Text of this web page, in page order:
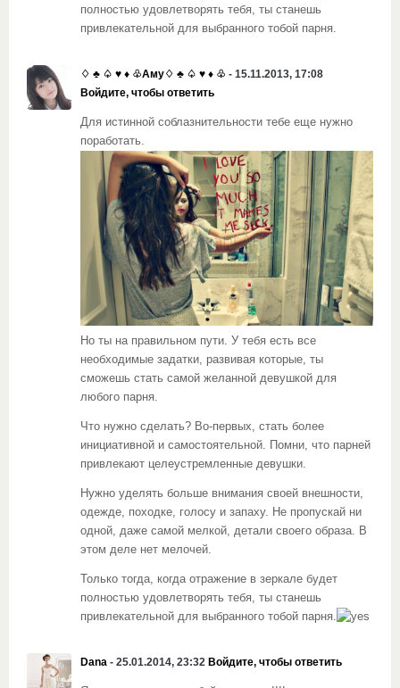
полностью удовлетворять тебя, ты станешь
привлекательной для выбранного тобой парня.
♢ ♣ ♤ ♥ ♦ ♧Аму♢ ♣ ♤ ♥ ♦ ♧ - 15.11.2013, 17:08
Войдите, чтобы ответить
Для истинной соблазнительности тебе еще нужно
поработать.
Но ты на правильном пути. У тебя есть все
необходимые задатки, развивая которые, ты
сможешь стать самой желанной девушкой для
любого парня.
Что нужно сделать? Во-первых, стать более
инициативной и самостоятельной. Помни, что парней
привлекают целеустремленные девушки.
Нужно уделять больше внимания своей внешности,
одежде, походке, голосу и запаху. Не пропускай ни
одной, даже самой мелкой, детали своего образа. В
этом деле нет мелочей.
Только тогда, когда отражение в зеркале будет
полностью удовлетворять тебя, ты станешь
привлекательной для выбранного тобой парня.
Dana - 25.01.2014, 23:32 Войдите, чтобы ответить